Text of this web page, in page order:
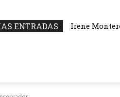
ENTRADAS Irene